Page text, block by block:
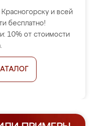
и всей
бесплатно!
10% от стоимости